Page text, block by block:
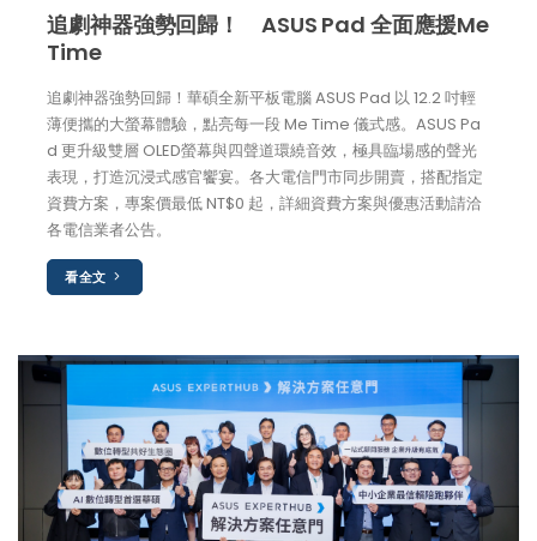
追劇神器強勢回歸！ ASUS Pad 全面應援Me
Time
追劇神器強勢回歸！華碩全新平板電腦 ASUS Pad 以 12.2 吋輕
薄便攜的大螢幕體驗，點亮每一段 Me Time 儀式感。ASUS Pa
d 更升級雙層 OLED螢幕與四聲道環繞音效，極具臨場感的聲光
表現，打造沉浸式感官饗宴。各大電信門市同步開賣，搭配指定
資費方案，專案價最低 NT$0 起，詳細資費方案與優惠活動請洽
各電信業者公告。
看全文